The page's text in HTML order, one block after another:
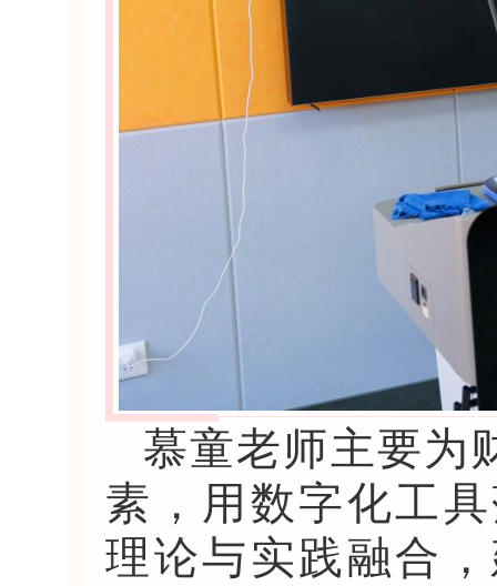
慕童老师主要为
素，用数字化工
理论与实践融合